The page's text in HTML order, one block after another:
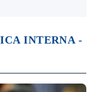
INTERNA -